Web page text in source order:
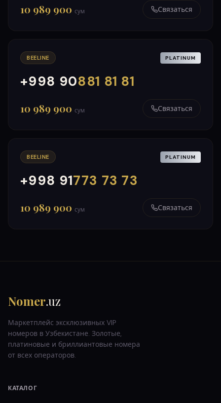
10 989 900 сум Связаться
BEELINE PLATINUM
+998 90881 81 81
000
999
10 989 900 сум Связаться
BEELINE PLATINUM
+998 91773 73 73
000
999
10 989 900 сум Связаться
Nomer.uz
Маркетплейс эксклюзивных VIP
номеров в Узбекистане. Золотые,
платиновые и бриллиантовые номера
от всех операторов.
КАТАЛОГ